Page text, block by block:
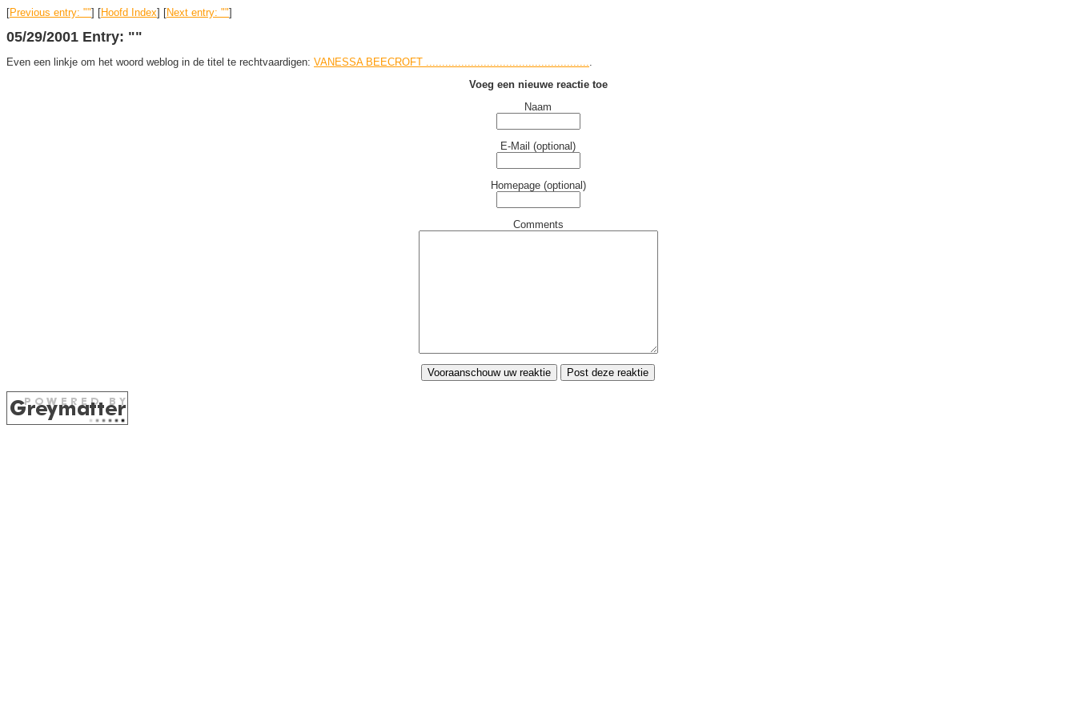
[Previous entry: ""] [Hoofd Index] [Next entry: ""]
05/29/2001 Entry: ""
Even een linkje om het woord weblog in de titel te rechtvaardigen: VANESSA BEECROFT ....................................................
Voeg een nieuwe reactie toe
Naam
E-Mail (optional)
Homepage (optional)
Comments